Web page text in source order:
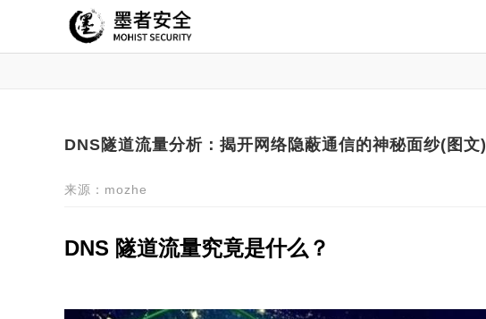
DNS隧道流量分析：揭开网络隐蔽通信的神秘面纱(图文)
来源：mozhe
DNS 隧道流量究竟是什么？